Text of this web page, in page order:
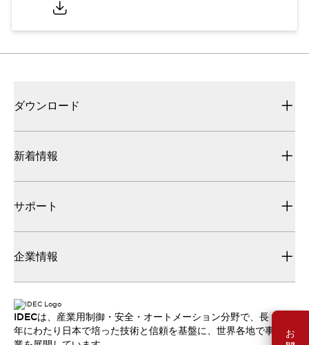
ダウンロード
新着情報
サポート
企業情報
IDECは、産業用制御・安全・オートメーション分野で、長
年にわたり日本で培った技術と信頼を基盤に、世界各地で事